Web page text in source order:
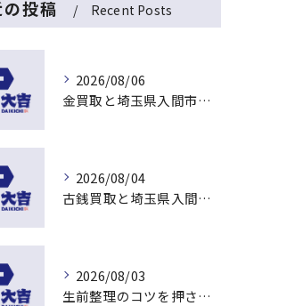
投稿 Recent Posts
2026/08/06
金買取と埼玉県入間市下藤沢で無料査定を活用した今売るべきか判断する最新ガイド
2026/08/04
古銭買取と埼玉県入間市東藤沢でおすすめの査定比較と相場チェックポイント
2026/08/03
生前整理のコツを押さえて埼玉県入間市上藤沢で安心して進める方法